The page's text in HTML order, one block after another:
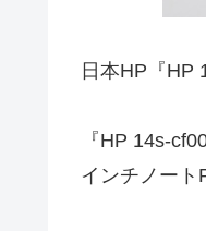
日本HP『HP
『HP 14s-
インチノート